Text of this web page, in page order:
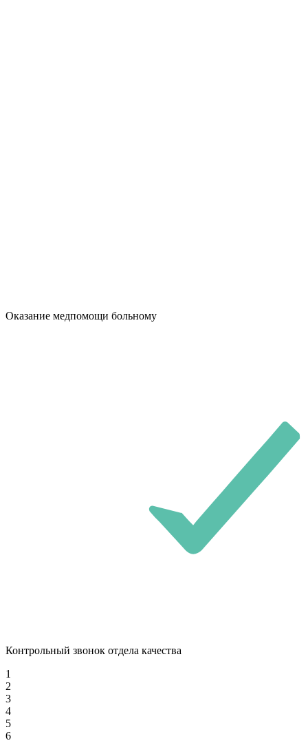
Оказание медпомощи больному
Контрольный звонок отдела качества
1
2
3
4
5
6